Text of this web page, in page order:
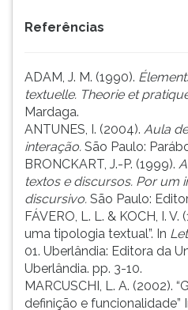
Referências
ADAM, J. M. (1990).
textuelle. Theorie et
Mardaga.
ANTUNES, I. (2004). Aula
interação. São Paulo:
BRONCKART, J.-P. (1999).
textos e discursos. Por um
discursivo. São Paulo:
FÁVERO, L. L. & KOCH, I.
uma tipologia textual”. In
01. Uberlândia: Editora da
Uberlândia. pp. 3-10.
MARCUSCHI, L. A. (2002).
definição e funcionalidade”